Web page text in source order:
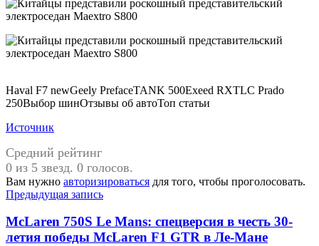
Haval F7 newGeely PrefaceTANK 500Exeed RXTLC Prado
250Выбор шинОтзывы об автоТоп статьи
Источник
Средний рейтинг
0 из 5 звезд. 0 голосов.
Вам нужно авторизироваться для того, чтобы проголосовать.
Навигация
по
записям
Предыдущая запись
McLaren 750S Le Mans: спецверсия в честь 30-
летия победы McLaren F1 GTR в Ле-Мане